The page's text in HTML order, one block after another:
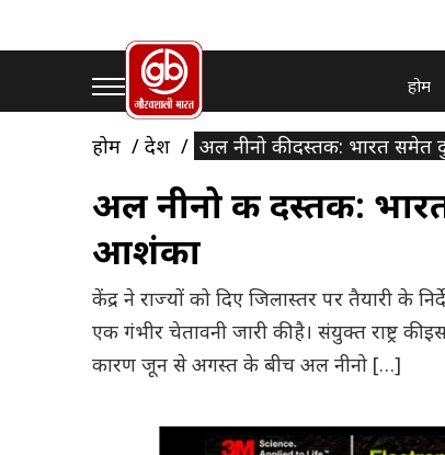
होम
होम देश अल नीनो की दस्तक: भारत
अल नीनो की दस्तक:
आशंका
केंद्र ने राज्यों को दिए जिलास्तर पर तैयारी के
एक गंभीर चेतावनी जारी की है। संयुक्त राष्ट्र
कारण जून से अगस्त के बीच अल नीनो […]